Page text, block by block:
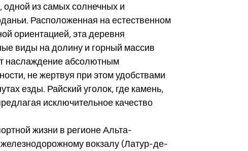
из самых солнечных и
Расположенная на естественном
ориентацией, эта деревня
виды на долину и горный массив
наслаждение абсолютным
не жертвуя при этом удобствами
езды. Райский уголок, где камень,
исключительное качество
жизни в регионе Альта-
вокзалу (Латур-де-